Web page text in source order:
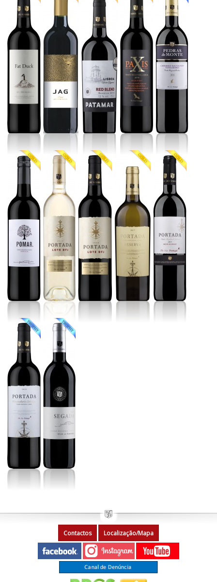
Contactos Localização/Mapa